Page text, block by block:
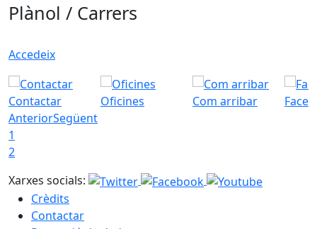
Plànol / Carrers
Accedeix
Contactar Oficines Com arribar
AnteriorSegüent
1
2
Xarxes socials:
Crèdits
Contactar